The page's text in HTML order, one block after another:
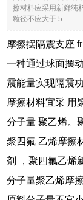
擦材料应采用新鲜纯
粒径不应大于 5......
摩擦摆隔震支座
一种通过球面摆
震能量实现隔震
摩擦材料宜采 用
分子量 聚乙烯。
聚四氟 乙烯摩擦
剂 ，聚四氟乙烯
分子量聚乙烯摩